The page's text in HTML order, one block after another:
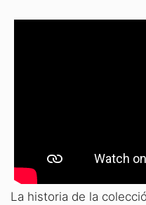
La historia de la